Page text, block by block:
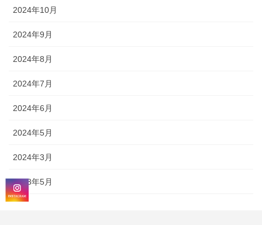
2024年10月
2024年9月
2024年8月
2024年7月
2024年6月
2024年5月
2024年3月
2023年5月